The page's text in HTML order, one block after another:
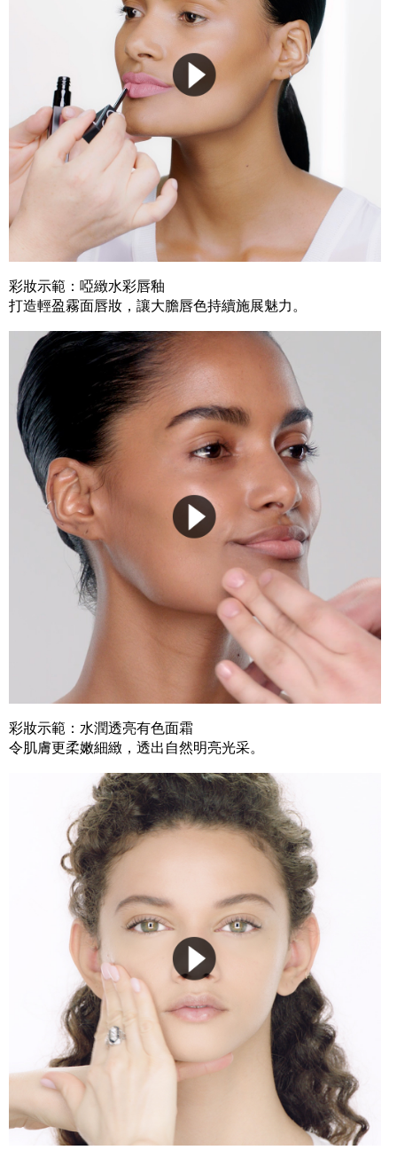
彩妝示範：啞緻水彩唇釉
打造輕盈霧面唇妝，讓大膽唇色持續施展魅力。
彩妝示範：水潤透亮有色面霜
令肌膚更柔嫩細緻，透出自然明亮光采。